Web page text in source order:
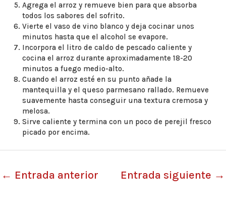
Agrega el arroz y remueve bien para que absorba
todos los sabores del sofrito.
Vierte el vaso de vino blanco y deja cocinar unos
minutos hasta que el alcohol se evapore.
Incorpora el litro de caldo de pescado caliente y
cocina el arroz durante aproximadamente 18-20
minutos a fuego medio-alto.
Cuando el arroz esté en su punto añade la
mantequilla y el queso parmesano rallado. Remueve
suavemente hasta conseguir una textura cremosa y
melosa.
Sirve caliente y termina con un poco de perejil fresco
picado por encima.
← Entrada anterior Entrada siguiente →